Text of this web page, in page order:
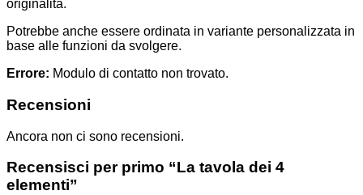
originalità.
Potrebbe anche essere ordinata in variante personalizzata in
base alle funzioni da svolgere.
Errore: Modulo di contatto non trovato.
Recensioni
Ancora non ci sono recensioni.
Recensisci per primo “La tavola dei 4
elementi”